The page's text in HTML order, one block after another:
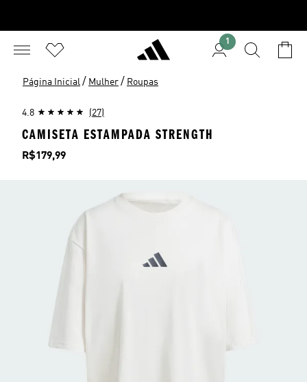
1
Página Inicial / Mulher / Roupas
4.8 (27)
CAMISETA ESTAMPADA STRENGTH
Preço
R$179,99